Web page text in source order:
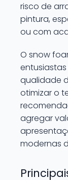
risco de
pintura,
ou com
O snow
qualidade
otimizar o
agregar
modernas